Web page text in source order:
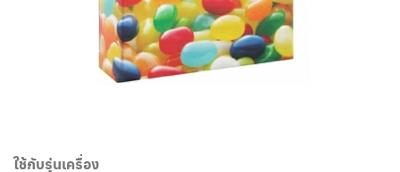
ใช้กับรุ่นเครื่อง